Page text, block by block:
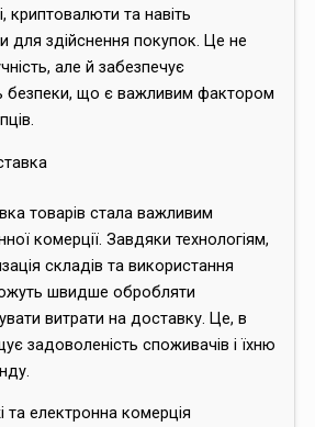
криптовалюти та навіть
для здійснення покупок. Це не
але й забезпечує
безпеки, що є важливим фактором
товарів стала важливим
комерції. Завдяки технологіям,
складів та використання
швидше обробляти
витрати на доставку. Це, в
задоволеність споживачів і їхню
та електронна комерція